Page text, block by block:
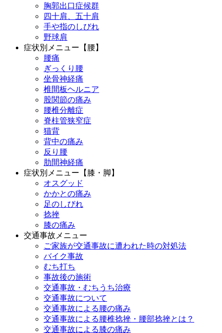
胸郭出口症候群
四十肩、五十肩
手や指のしびれ
野球肩
症状別メニュー【腰】
腰痛
ぎっくり腰
坐骨神経痛
椎間板ヘルニア
股関節の痛み
腰椎分離症
脊柱管狭窄症
猫背
背中の痛み
反り腰
肋間神経痛
症状別メニュー【膝・脚】
オスグッド
かかとの痛み
足のしびれ
捻挫
膝の痛み
交通事故メニュー
ご家族が交通事故に遭われた時の対処法
バイク事故
むち打ち
事故後の施術
交通事故・むちうち治療
交通事故について
交通事故による腰の痛み
交通事故による腰椎捻挫・腰部捻挫とは？
交通事故による膝の痛み